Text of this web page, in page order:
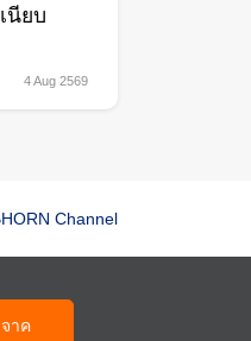
นียบ
4 Aug 2569
Channel
าค